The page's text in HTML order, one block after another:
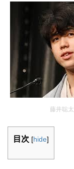
藤井聡
目次 [hide]